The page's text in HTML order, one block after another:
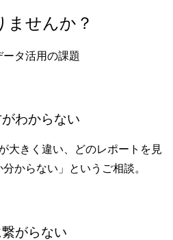
ませんか？
タ活用の課題
わからない
大きく違い、どのレポートを見
からない」というご相談。
がらない